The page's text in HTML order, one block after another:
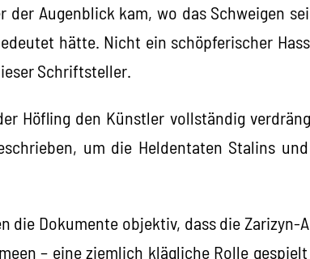
der Augenblick kam, wo das Schweigen
hätte. Nicht ein schöpferischer
Schriftsteller.
Höfling den Künstler vollständig
um die Heldentaten Stalins
die Dokumente objektiv, dass die Zarizyn-
– eine ziemlich klägliche Rolle